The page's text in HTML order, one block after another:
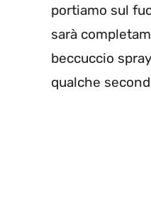
portiamo sul
sarà
beccuccio
qualche